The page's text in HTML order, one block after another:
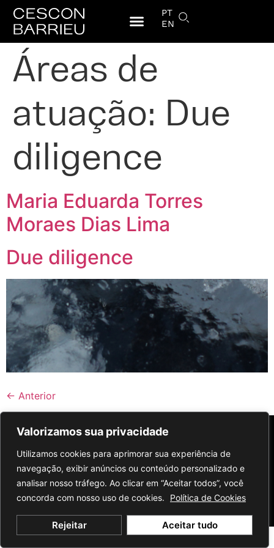
Valorizamos sua privacidade
Utilizamos cookies para aprimorar sua experiência de
navegação, exibir anúncios ou conteúdo personalizado e
analisar nosso tráfego. Ao clicar em “Aceitar todos”, você
concorda com nosso uso de cookies.
Política de Cookies
Rejeitar Aceitar tudo
PT
EN
Áreas de
atuação: Due
diligence
Maria Eduarda Torres
Moraes Dias Lima
Due diligence
← Anterior
© 2026 Cescon Barrieu. Todos
los derechos reservados.
Política de
Privacidad
Términos
de Servicio